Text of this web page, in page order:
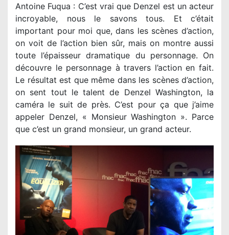
Antoine Fuqua : C’est vrai que Denzel est un acteur
incroyable, nous le savons tous. Et c’était
important pour moi que, dans les scènes d’action,
on voit de l’action bien sûr, mais on montre aussi
toute l’épaisseur dramatique du personnage. On
découvre le personnage à travers l’action en fait.
Le résultat est que même dans les scènes d’action,
on sent tout le talent de Denzel Washington, la
caméra le suit de près. C’est pour ça que j’aime
appeler Denzel, « Monsieur Washington ». Parce
que c’est un grand monsieur, un grand acteur.